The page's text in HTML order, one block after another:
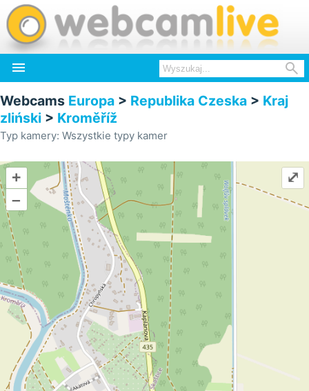
 
Webcams Europa > Republika Czeska > Kraj
zliński > Kroměříž
Typ kamery: Wszystkie typy kamer
+
–
⤢